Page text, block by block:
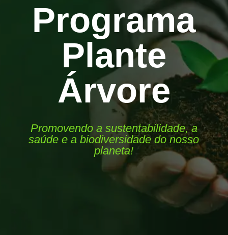
Programa
Plante
Árvore
Promovendo a sustentabilidade, a
saúde e a biodiversidade do nosso
planeta!